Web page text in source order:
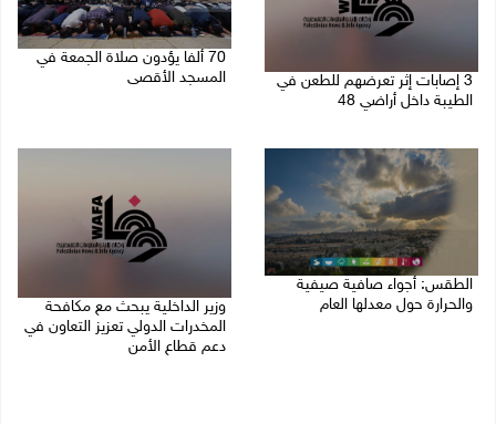
3 إصابات إثر تعرضهم للطعن في
الطيبة داخل أراضي 48
70 ألفا يؤدون صلاة الجمعة في
المسجد الأقصى
الطقس: أجواء صافية صيفية
والحرارة حول معدلها العام
وزير الداخلية يبحث مع مكافحة
المخدرات الدولي تعزيز التعاون في
دعم قطاع الأمن